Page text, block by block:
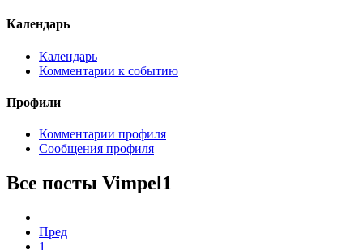
Календарь
Календарь
Комментарии к событию
Профили
Комментарии профиля
Сообщения профиля
Все посты Vimpel1
Пред
1